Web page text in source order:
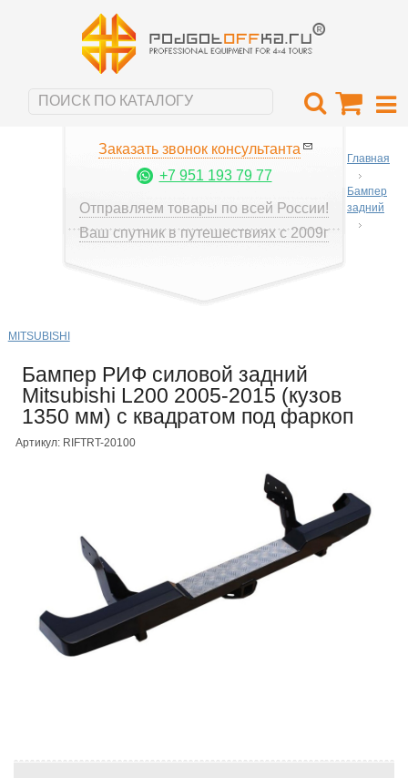
Заказать звонок консультанта
+7 951 193 79 77
Отправляем товары по всей России!
Ваш спутник в путешествиях с 2009г
Главная
Бампер
задний
MITSUBISHI
Бампер РИФ силовой задний
Mitsubishi L200 2005-2015 (кузов
1350 мм) с квадратом под фаркоп
Артикул: RIFTRT-20100